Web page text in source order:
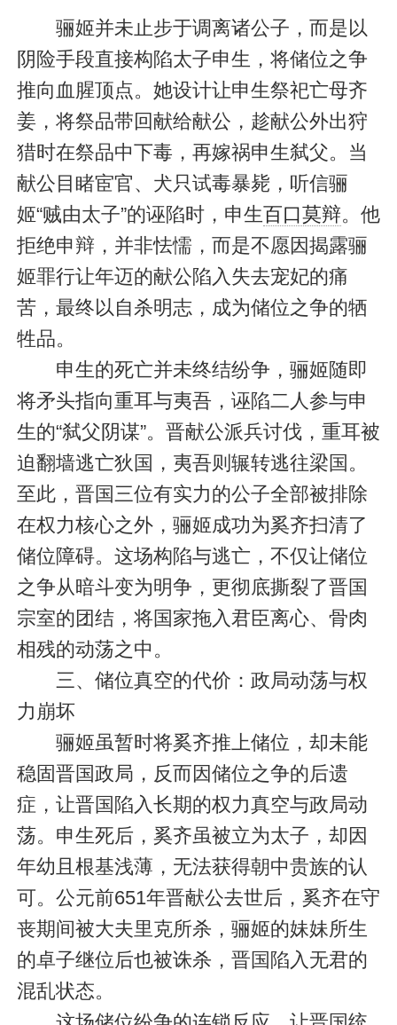
骊姬并未止步于调离诸公子，而是以
阴险手段直接构陷太子申生，将储位之争
推向血腥顶点。她设计让申生祭祀亡母齐
姜，将祭品带回献给献公，趁献公外出狩
猎时在祭品中下毒，再嫁祸申生弑父。当
献公目睹宦官、犬只试毒暴毙，听信骊
姬“贼由太子”的诬陷时，申生百口莫辩。他
拒绝申辩，并非怯懦，而是不愿因揭露骊
姬罪行让年迈的献公陷入失去宠妃的痛
苦，最终以自杀明志，成为储位之争的牺
牲品。
申生的死亡并未终结纷争，骊姬随即
将矛头指向重耳与夷吾，诬陷二人参与申
生的“弑父阴谋”。晋献公派兵讨伐，重耳被
迫翻墙逃亡狄国，夷吾则辗转逃往梁国。
至此，晋国三位有实力的公子全部被排除
在权力核心之外，骊姬成功为奚齐扫清了
储位障碍。这场构陷与逃亡，不仅让储位
之争从暗斗变为明争，更彻底撕裂了晋国
宗室的团结，将国家拖入君臣离心、骨肉
相残的动荡之中。
三、储位真空的代价：政局动荡与权
力崩坏
骊姬虽暂时将奚齐推上储位，却未能
稳固晋国政局，反而因储位之争的后遗
症，让晋国陷入长期的权力真空与政局动
荡。申生死后，奚齐虽被立为太子，却因
年幼且根基浅薄，无法获得朝中贵族的认
可。公元前651年晋献公去世后，奚齐在守
丧期间被大夫里克所杀，骊姬的妹妹所生
的卓子继位后也被诛杀，晋国陷入无君的
混乱状态。